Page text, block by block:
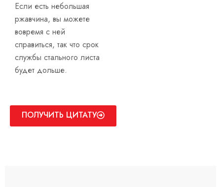
Если есть небольшая
ржавчина, вы можете
вовремя с ней
справиться, так что срок
службы стального листа
будет дольше.
ПОЛУЧИТЬ ЦИТАТУ